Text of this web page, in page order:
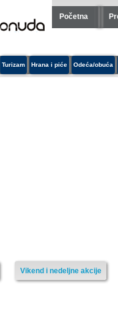
Početna
Turizam Hrana i piće Odeća/obuća
Vikend i nedeljne akcije